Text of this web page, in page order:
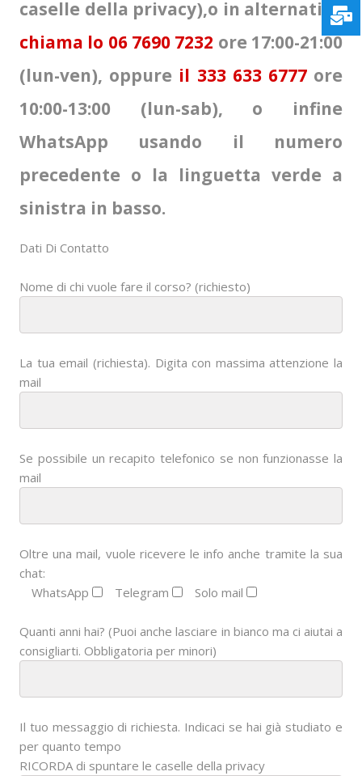
caselle della privacy),o in alternativa
chiama lo 06 7690 7232 ore 17:00-21:00
(lun-ven), oppure il 333 633 6777ore
10:00-13:00 (lun-sab), o infine
WhatsApp usando il numero
precedente o la linguetta verde a
sinistra in basso.
Dati Di Contatto
Nome di chi vuole fare il corso? (richiesto)
La tua email (richiesta). Digita con massima attenzione la
mail
Se possibile un recapito telefonico se non funzionasse la
mail
Oltre una mail, vuole ricevere le info anche tramite la sua
chat:
WhatsApp
Telegram Solo mail
Quanti anni hai? (Puoi anche lasciare in bianco ma ci aiutai a
consigliarti. Obbligatoria per minori)
Il tuo messaggio di richiesta. Indicaci se hai già studiato e
per quanto tempo
RICORDA di spuntare le caselle della privacy